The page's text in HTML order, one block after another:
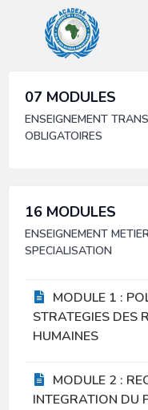
07 MODULES
ENSEIGNEMENT
OBLIGATOIRES
16 MODULES
ENSEIGNEMENT
SPECIALISATION
MODULE 1 :
STRATEGIES DES
HUMAINES
MODULE 2 :
INTEGRATION DU